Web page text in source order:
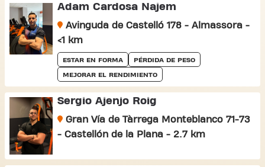
Adam Cardosa Najem
Avinguda de Castelló 178 - Almassora -
<1 km
ESTAR EN FORMA PÉRDIDA DE PESO
MEJORAR EL RENDIMIENTO
Sergio Ajenjo Roig
Gran Vía de Tàrrega Monteblanco 71-73
- Castellón de la Plana - 2.7 km